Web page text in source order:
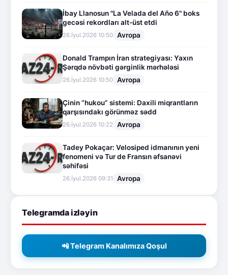
İbay Llanosun "La Velada del Año 6" boks
gecəsi rekordları alt-üst etdi
26.İyul.2026 10:50 Avropa
Donald Trampın İran strategiyası: Yaxın
Şərqdə növbəti gərginlik mərhələsi
26.İyul.2026 10:50 Avropa
Çinin “hukou” sistemi: Daxili miqrantların
qarşısındakı görünməz sədd
26.İyul.2026 10:22 Avropa
Tadey Pokaçar: Velosiped idmanının yeni
fenomeni və Tur de Fransın əfsanəvi
səhifəsi
26.İyul.2026 09:31 Avropa
Telegramda izləyin
📲 Telegram Kanalımıza Qoşul